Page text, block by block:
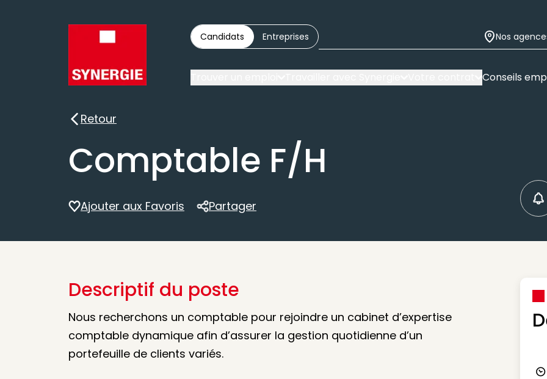
Candidats Entreprises Nos
Conseils
Retour
Retour
Comptable F/H
Ajouter aux Favoris
Partager
Partager
Descriptif du poste
Nous recherchons un comptable pour rejoindre un cabinet d’expertise
comptable dynamique afin d’assurer la gestion quotidienne d’un
portefeuille de clients variés.